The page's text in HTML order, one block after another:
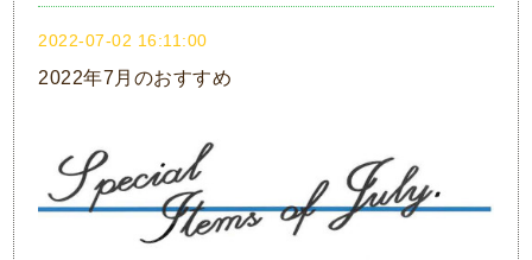
2022-07-02 16:11:00
2022年7月のおすすめ